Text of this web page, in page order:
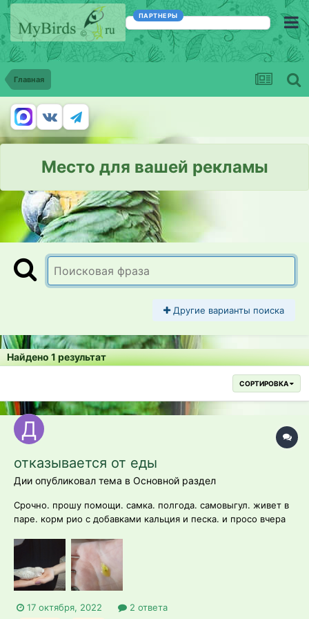
ПАРТНЕРЫ
Главная
Место для вашей рекламы
Другие варианты поиска
Найдено 1 результат
СОРТИРОВКА
отказывается от еды
Дии опубликовал тема в Основной раздел
Срочно. прошу помощи. самка. полгода. самовыгул. живет в
паре. корм рио с добавками кальция и песка. и просо вчера
вышла гулять из клетки. сидела спала. После.увидела что она
не ест. начала предлагать корм. просо- она отказывается.
после...
17 октября, 2022 2 ответа